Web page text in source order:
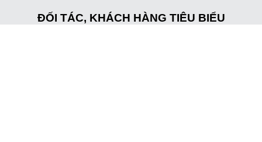
Hãy cùng Wonder Media
tìm hiểu những kiến thức
Cùng Wonder Media khám
phá những ý tưởng ăn
ĐỐI TÁC, KHÁCH HÀNG TIÊU BIỂU